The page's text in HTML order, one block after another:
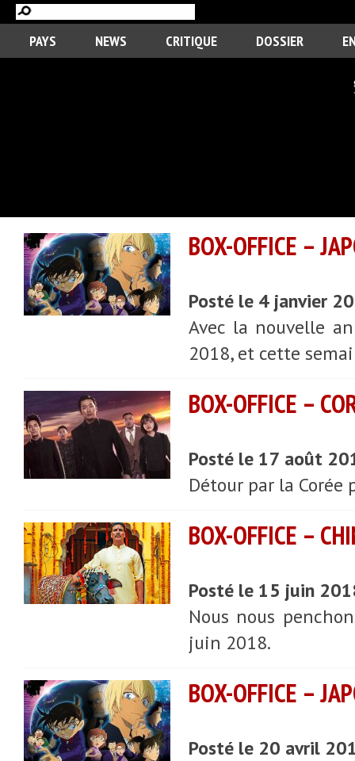
PAYS NEWS CRITIQUE DOSSIER
BOX-OFFICE –
Posté le 4 janvier
Avec la nouvelle
2018, et cette
BOX-OFFICE –
Posté le 17 août
Détour par la Corée
BOX-OFFICE –
Posté le 15 juin
Nous nous
juin 2018.
BOX-OFFICE –
Posté le 20 avril